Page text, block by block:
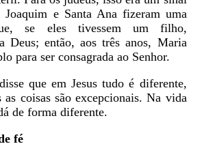
Joaquim e Santa Ana fizeram uma
se eles tivessem um filho,
Deus; então, aos três anos, Maria
para ser consagrada ao Senhor.
que em Jesus tudo é diferente,
as coisas são excepcionais. Na vida
de forma diferente.
fé